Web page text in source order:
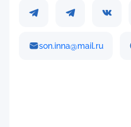
son.inna@mail.ru